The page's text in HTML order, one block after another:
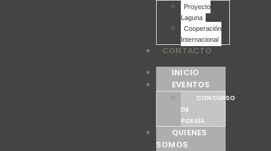
Proyecto
Laguna
Cooperación
Internacional
CONTACTO
INICIO
EVENTOS
CONCURSO
DE
POESÍA
QUIENES
SOMOS